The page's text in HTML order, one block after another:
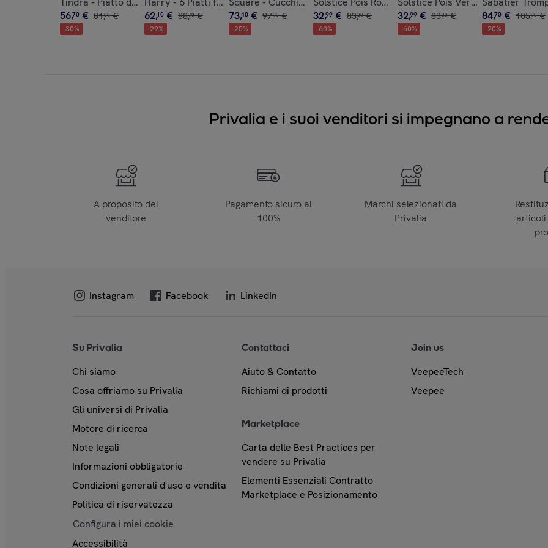
56,70 € 81,00 €
-30%
62,10 € 88,70 €
-29%
73,40 € 97,90 €
-25%
32,99 € 83,30 €
-60%
32,99 € 83,30 €
-60%
84,70 € 105,90 €
-20%
Privalia e i suoi venditori si impegnano a
A proposito del
venditore
Pagamento sicuro al
100%
Marchi selezionati da
Privalia
articoli
Instagram Facebook LinkedIn
Su Privalia
Chi siamo
Cosa offriamo su Privalia
Gli universi di Privalia
Motore di ricerca
Note legali
Informazioni obbligatorie
Condizioni generali d'uso e vendita
Politica di riservatezza
Configura i miei cookie
Accessibilità
Contattaci
Aiuto & Contatto
Richiami di prodotti
Marketplace
Carta delle Best Practices per
vendere su Privalia
Elementi Essenziali Contratto
Marketplace e Posizionamento
Join us
VeepeeTech
Veepee